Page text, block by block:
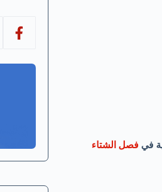
في فصل الشتاء